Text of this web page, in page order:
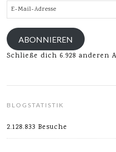
E-
Mail-
Adresse
ABONNIEREN
Schließe dich 6.928 anderen
BLOGSTATISTIK
2.128.833 Besuche